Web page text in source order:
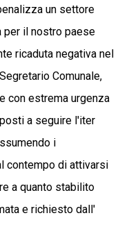
un settore
per il nostro paese
ricaduta negativa nel
Comunale,
con estrema urgenza
a seguire l'iter
i
contempo di attivarsi
a quanto stabilito
e richiesto dall'